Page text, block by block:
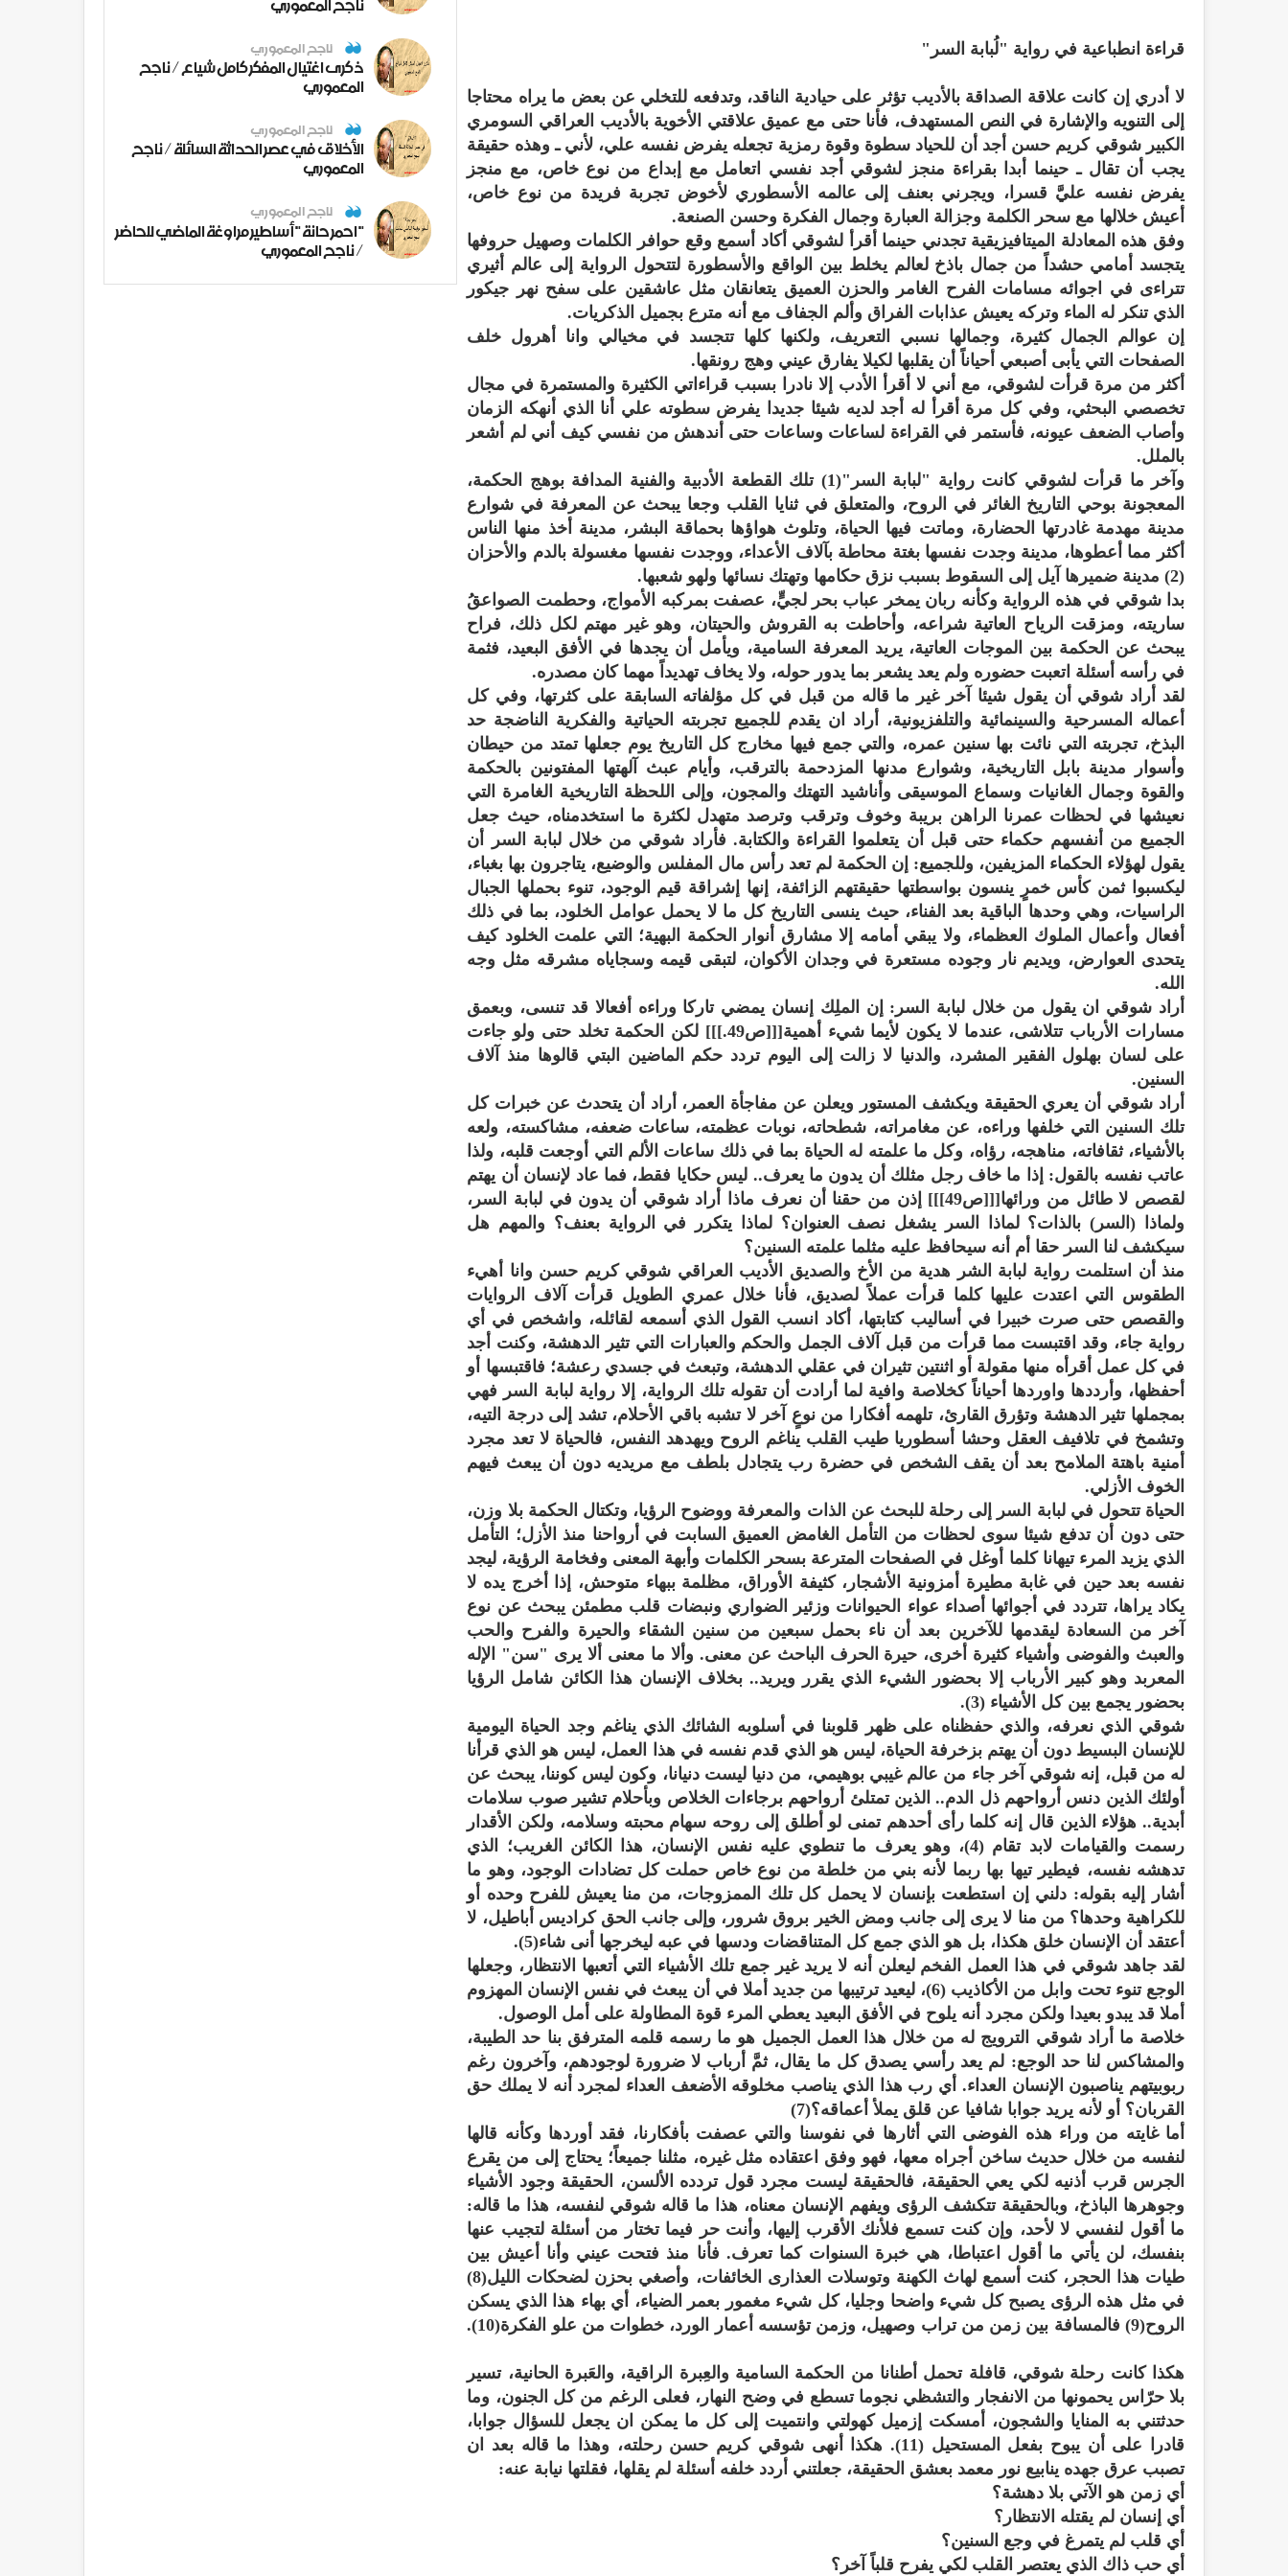
قراءة انطباعية في رواية "لُبابة السر"
لا أدري إن كانت علاقة الصداقة بالأديب تؤثر على حيادية الناقد، وتدفعه للتخلي عن بعض ما يراه محتاجا
إلى التنويه والإشارة في النص المستهدف، فأنا حتى مع عميق علاقتي الأخوية بالأديب العراقي السومري
الكبير شوقي كريم حسن أجد أن للحياد سطوة وقوة رمزية تجعله يفرض نفسه علي، لأني ـ وهذه حقيقة
يجب أن تقال ـ حينما أبدا بقراءة منجز لشوقي أجد نفسي اتعامل مع إبداع من نوع خاص، مع منجز
يفرض نفسه عليَّ قسرا، ويجرني بعنف إلى عالمه الأسطوري لأخوض تجربة فريدة من نوع خاص،
أعيش خلالها مع سحر الكلمة وجزالة العبارة وجمال الفكرة وحسن الصنعة.
وفق هذه المعادلة الميتافيزيقية تجدني حينما أقرأ لشوقي أكاد أسمع وقع حوافر الكلمات وصهيل حروفها
يتجسد أمامي حشداً من جمال باذخ لعالم يخلط بين الواقع والأسطورة لتتحول الرواية إلى عالم أثيري
تتراءى في اجوائه مسامات الفرح الغامر والحزن العميق يتعانقان مثل عاشقين على سفح نهر جيكور
الذي تنكر له الماء وتركه يعيش عذابات الفراق وألم الجفاف مع أنه مترع بجميل الذكريات.
إن عوالم الجمال كثيرة، وجمالها نسبي التعريف، ولكنها كلها تتجسد في مخيالي وانا أهرول خلف
الصفحات التي يأبى أصبعي أحياناً أن يقلبها لكيلا يفارق عيني وهج رونقها.
أكثر من مرة قرأت لشوقي، مع أني لا أقرأ الأدب إلا نادرا بسبب قراءاتي الكثيرة والمستمرة في مجال
تخصصي البحثي، وفي كل مرة أقرأ له أجد لديه شيئا جديدا يفرض سطوته علي أنا الذي أنهكه الزمان
وأصاب الضعف عيونه، فأستمر في القراءة لساعات وساعات حتى أندهش من نفسي كيف أني لم أشعر
بالملل.
وآخر ما قرأت لشوقي كانت رواية "لبابة السر"(1) تلك القطعة الأدبية والفنية المدافة بوهج الحكمة،
المعجونة بوحي التاريخ الغائر في الروح، والمتعلق في ثنايا القلب وجعا يبحث عن المعرفة في شوارع
مدينة مهدمة غادرتها الحضارة، وماتت فيها الحياة، وتلوث هواؤها بحماقة البشر، مدينة أخذ منها الناس
أكثر مما أعطوها، مدينة وجدت نفسها بغتة محاطة بآلاف الأعداء، ووجدت نفسها مغسولة بالدم والأحزان
(2) مدينة ضميرها آيل إلى السقوط بسبب نزق حكامها وتهتك نسائها ولهو شعبها.
بدا شوقي في هذه الرواية وكأنه ربان يمخر عباب بحر لجيٍّ، عصفت بمركبه الأمواج، وحطمت الصواعقُ
ساريته، ومزقت الرياح العاتية شراعه، وأحاطت به القروش والحيتان، وهو غير مهتم لكل ذلك، فراح
يبحث عن الحكمة بين الموجات العاتية، يريد المعرفة السامية، ويأمل أن يجدها في الأفق البعيد، فثمة
في رأسه أسئلة اتعبت حضوره ولم يعد يشعر بما يدور حوله، ولا يخاف تهديداً مهما كان مصدره.
لقد أراد شوقي أن يقول شيئا آخر غير ما قاله من قبل في كل مؤلفاته السابقة على كثرتها، وفي كل
أعماله المسرحية والسينمائية والتلفزيونية، أراد ان يقدم للجميع تجربته الحياتية والفكرية الناضجة حد
البذخ، تجربته التي نائت بها سنين عمره، والتي جمع فيها مخارج كل التاريخ يوم جعلها تمتد من حيطان
وأسوار مدينة بابل التاريخية، وشوارع مدنها المزدحمة بالترقب، وأيام عبث آلهتها المفتونين بالحكمة
والقوة وجمال الغانيات وسماع الموسيقى وأناشيد التهتك والمجون، وإلى اللحظة التاريخية الغامرة التي
نعيشها في لحظات عمرنا الراهن بريبة وخوف وترقب وترصد متهدل لكثرة ما استخدمناه، حيث جعل
الجميع من أنفسهم حكماء حتى قبل أن يتعلموا القراءة والكتابة. فأراد شوقي من خلال لبابة السر أن
يقول لهؤلاء الحكماء المزيفين، وللجميع: إن الحكمة لم تعد رأس مال المفلس والوضيع، يتاجرون بها بغباء،
ليكسبوا ثمن كأس خمرٍ ينسون بواسطتها حقيقتهم الزائفة، إنها إشراقة قيم الوجود، تنوء بحملها الجبال
الراسيات، وهي وحدها الباقية بعد الفناء، حيث ينسى التاريخ كل ما لا يحمل عوامل الخلود، بما في ذلك
أفعال وأعمال الملوك العظماء، ولا يبقي أمامه إلا مشارق أنوار الحكمة البهية؛ التي علمت الخلود كيف
يتحدى العوارض، ويديم نار وجوده مستعرة في وجدان الأكوان، لتبقى قيمه وسجاياه مشرقه مثل وجه
الله.
أراد شوقي ان يقول من خلال لبابة السر: إن الملِك إنسان يمضي تاركا وراءه أفعالا قد تنسى، وبعمق
مسارات الأرباب تتلاشى، عندما لا يكون لأيما شيء أهمية[[[ص49.]]] لكن الحكمة تخلد حتى ولو جاءت
على لسان بهلول الفقير المشرد، والدنيا لا زالت إلى اليوم تردد حكم الماضين البتي قالوها منذ آلاف
السنين.
أراد شوقي أن يعري الحقيقة ويكشف المستور ويعلن عن مفاجأة العمر، أراد أن يتحدث عن خبرات كل
تلك السنين التي خلفها وراءه، عن مغامراته، شطحاته، نوبات عظمته، ساعات ضعفه، مشاكسته، ولعه
بالأشياء، ثقافاته، مناهجه، رؤاه، وكل ما علمته له الحياة بما في ذلك ساعات الألم التي أوجعت قلبه، ولذا
عاتب نفسه بالقول: إذا ما خاف رجل مثلك أن يدون ما يعرف.. ليس حكايا فقط، فما عاد لإنسان أن يهتم
لقصص لا طائل من ورائها[[[ص49]]] إذن من حقنا أن نعرف ماذا أراد شوقي أن يدون في لبابة السر،
ولماذا (السر) بالذات؟ لماذا السر يشغل نصف العنوان؟ لماذا يتكرر في الرواية بعنف؟ والمهم هل
سيكشف لنا السر حقا أم أنه سيحافظ عليه مثلما علمته السنين؟
منذ أن استلمت رواية لبابة الشر هدية من الأخ والصديق الأديب العراقي شوقي كريم حسن وانا أهيء
الطقوس التي اعتدت عليها كلما قرأت عملاً لصديق، فأنا خلال عمري الطويل قرأت آلاف الروايات
والقصص حتى صرت خبيرا في أساليب كتابتها، أكاد انسب القول الذي أسمعه لقائله، واشخص في أي
رواية جاء، وقد اقتبست مما قرأت من قبل آلاف الجمل والحكم والعبارات التي تثير الدهشة، وكنت أجد
في كل عمل أقرأه منها مقولة أو اثنتين تثيران في عقلي الدهشة، وتبعث في جسدي رعشة؛ فاقتبسها أو
أحفظها، وأرددها واوردها أحياناً كخلاصة وافية لما أرادت أن تقوله تلك الرواية، إلا رواية لبابة السر فهي
بمجملها تثير الدهشة وتؤرق القارئ، تلهمه أفكارا من نوعٍ آخر لا تشبه باقي الأحلام، تشد إلى درجة التيه،
وتشمخ في تلافيف العقل وحشا أسطوريا طيب القلب يناغم الروح ويهدهد النفس، فالحياة لا تعد مجرد
أمنية باهتة الملامح بعد أن يقف الشخص في حضرة رب يتجادل بلطف مع مريديه دون أن يبعث فيهم
الخوف الأزلي.
الحياة تتحول في لبابة السر إلى رحلة للبحث عن الذات والمعرفة ووضوح الرؤيا، وتكتال الحكمة بلا وزن،
حتى دون أن تدفع شيئا سوى لحظات من التأمل الغامض العميق السابت في أرواحنا منذ الأزل؛ التأمل
الذي يزيد المرء تيهانا كلما أوغل في الصفحات المترعة بسحر الكلمات وأبهة المعنى وفخامة الرؤية، ليجد
نفسه بعد حين في غابة مطيرة أمزونية الأشجار، كثيفة الأوراق، مظلمة ببهاء متوحش، إذا أخرج يده لا
يكاد يراها، تتردد في أجوائها أصداء عواء الحيوانات وزئير الضواري ونبضات قلب مطمئن يبحث عن نوع
آخر من السعادة ليقدمها للآخرين بعد أن ناء بحمل سبعين من سنين الشقاء والحيرة والفرح والحب
والعبث والفوضى وأشياء كثيرة أخرى، حيرة الحرف الباحث عن معنى. وألا ما معنى ألا يرى "سن" الإله
المعربد وهو كبير الأرباب إلا بحضور الشيء الذي يقرر ويريد.. بخلاف الإنسان هذا الكائن شامل الرؤيا
بحضور يجمع بين كل الأشياء (3).
شوقي الذي نعرفه، والذي حفظناه على ظهر قلوبنا في أسلوبه الشائك الذي يناغم وجد الحياة اليومية
للإنسان البسيط دون أن يهتم بزخرفة الحياة، ليس هو الذي قدم نفسه في هذا العمل، ليس هو الذي قرأنا
له من قبل، إنه شوقي آخر جاء من عالم غيبي بوهيمي، من دنيا ليست دنيانا، وكون ليس كوننا، يبحث عن
أولئك الذين دنس أرواحهم ذل الدم.. الذين تمتلئ أرواحهم برجاءات الخلاص وبأحلام تشير صوب سلامات
أبدية.. هؤلاء الذين قال إنه كلما رأى أحدهم تمنى لو أطلق إلى روحه سهام محبته وسلامه، ولكن الأقدار
رسمت والقيامات لابد تقام (4)، وهو يعرف ما تنطوي عليه نفس الإنسان، هذا الكائن الغريب؛ الذي
تدهشه نفسه، فيطير تيها بها ربما لأنه بني من خلطة من نوع خاص حملت كل تضادات الوجود، وهو ما
أشار إليه بقوله: دلني إن استطعت بإنسان لا يحمل كل تلك الممزوجات، من منا يعيش للفرح وحده أو
للكراهية وحدها؟ من منا لا يرى إلى جانب ومض الخير بروق شرور، وإلى جانب الحق كراديس أباطيل، لا
أعتقد أن الإنسان خلق هكذا، بل هو الذي جمع كل المتناقضات ودسها في عبه ليخرجها أنى شاء(5).
لقد جاهد شوقي في هذا العمل الفخم ليعلن أنه لا يريد غير جمع تلك الأشياء التي أتعبها الانتظار، وجعلها
الوجع تنوء تحت وابل من الأكاذيب (6)، ليعيد ترتيبها من جديد أملا في أن يبعث في نفس الإنسان المهزوم
أملا قد يبدو بعيدا ولكن مجرد أنه يلوح في الأفق البعيد يعطي المرء قوة المطاولة على أمل الوصول.
خلاصة ما أراد شوقي الترويج له من خلال هذا العمل الجميل هو ما رسمه قلمه المترفق بنا حد الطيبة،
والمشاكس لنا حد الوجع: لم يعد رأسي يصدق كل ما يقال، ثمَّ أرباب لا ضرورة لوجودهم، وآخرون رغم
ربوبيتهم يناصبون الإنسان العداء. أي رب هذا الذي يناصب مخلوقه الأضعف العداء لمجرد أنه لا يملك حق
القربان؟ أو لأنه يريد جوابا شافيا عن قلق يملأ أعماقه؟(7)
أما غايته من وراء هذه الفوضى التي أثارها في نفوسنا والتي عصفت بأفكارنا، فقد أوردها وكأنه قالها
لنفسه من خلال حديث ساخن أجراه معها، فهو وفق اعتقاده مثل غيره، مثلنا جميعاً؛ يحتاج إلى من يقرع
الجرس قرب أذنيه لكي يعي الحقيقة، فالحقيقة ليست مجرد قول تردده الألسن، الحقيقة وجود الأشياء
وجوهرها الباذخ، وبالحقيقة تتكشف الرؤى ويفهم الإنسان معناه، هذا ما قاله شوقي لنفسه، هذا ما قاله:
ما أقول لنفسي لا لأحد، وإن كنت تسمع فلأنك الأقرب إليها، وأنت حر فيما تختار من أسئلة لتجيب عنها
بنفسك، لن يأتي ما أقول اعتباطا، هي خبرة السنوات كما تعرف. فأنا منذ فتحت عيني وأنا أعيش بين
طيات هذا الحجر، كنت أسمع لهاث الكهنة وتوسلات العذارى الخائفات، وأصغي بحزن لضحكات الليل(8)
في مثل هذه الرؤى يصبح كل شيء واضحا وجليا، كل شيء مغمور بعمر الضياء، أي بهاء هذا الذي يسكن
الروح(9) فالمسافة بين زمن من تراب وصهيل، وزمن تؤسسه أعمار الورد، خطوات من علو الفكرة(10).
هكذا كانت رحلة شوقي، قافلة تحمل أطنانا من الحكمة السامية والعِبرة الراقية، والعَبرة الحانية، تسير
بلا حرّاس يحمونها من الانفجار والتشظي نجوما تسطع في وضح النهار، فعلى الرغم من كل الجنون، وما
حدثتني به المنايا والشجون، أمسكت إزميل كهولتي وانتميت إلى كل ما يمكن ان يجعل للسؤال جوابا،
قادرا على أن يبوح بفعل المستحيل (11). هكذا أنهى شوقي كريم حسن رحلته، وهذا ما قاله بعد ان
تصبب عرق جهده ينابيع نور معمد بعشق الحقيقة، جعلتني أردد خلفه أسئلة لم يقلها، فقلتها نيابة عنه:
أي زمن هو الآتي بلا دهشة؟
أي إنسان لم يقتله الانتظار؟
أي قلب لم يتمرغ في وجع السنين؟
أي حب ذاك الذي يعتصر القلب لكي يفرح قلباً آخر؟
ناجح المعموري
ناجح المعموري
ذكرى اغتيال المفكر كامل شياع / ناجح
المعموري
ناجح المعموري
الأخلاق في عصر الحداثة السائلة / ناجح
المعموري
ناجح المعموري
" احمر حانة " أساطير مراوغة الماضي للحاضر
/ ناجح المعموري